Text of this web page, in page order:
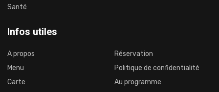
Santé
Infos utiles
A propos
Réservation
Menu
Politique de confidentialité
Carte
Au programme